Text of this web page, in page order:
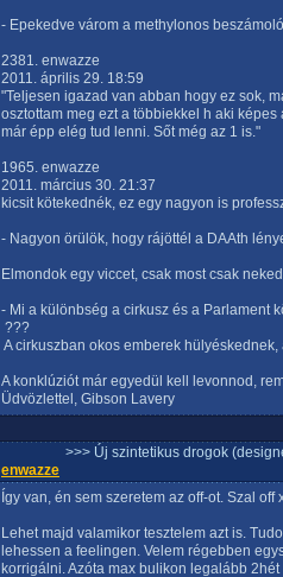
- Epekedve várom a methylonos
2381. enwazze
2011. április 29. 18:59
"Teljesen igazad van abban hogy ez sok,
osztottam meg ezt a többiekkel h aki
már épp elég tud lenni. Sőt még az 1 is."
1965. enwazze
2011. március 30. 21:37
kicsit kötekednék, ez egy nagyon is
- Nagyon örülök, hogy rájöttél a DAAth
Elmondok egy viccet, csak most csak
- Mi a különbség a cirkusz és a Parlament
 ???
 A cirkuszban okos emberek
A konklúziót már egyedül kell levonnod,
Üdvözlettel, Gibson Lavery
>>> Új szintetikus drogok
enwazze
Így van, én sem szeretem az off-ot. Szal off
Lehet majd valamikor tesztelem azt is.
lehessen a feelingen. Velem régebben
korrigálni. Azóta max bulikon legalább